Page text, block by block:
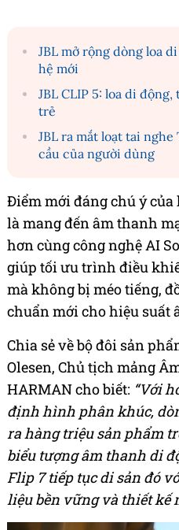
JBL mở rộng dòng loa
hệ mới
JBL CLIP 5: loa di
trẻ
JBL ra mắt loạt tai
cầu của người dùng
Điểm mới đáng chú ý của
là mang đến âm thanh
hơn cùng công nghệ AI
giúp tối ưu trình điều
mà không bị méo tiếng,
chuẩn mới cho hiệu suất
Chia sẻ về bộ đôi sản
Olesen, Chủ tịch mảng
HARMAN cho biết: “Với
định hình phân khúc,
ra hàng triệu sản phẩm
biểu tượng âm thanh di
Flip 7 tiếp tục di sản đó
liệu bền vững và thiết kế